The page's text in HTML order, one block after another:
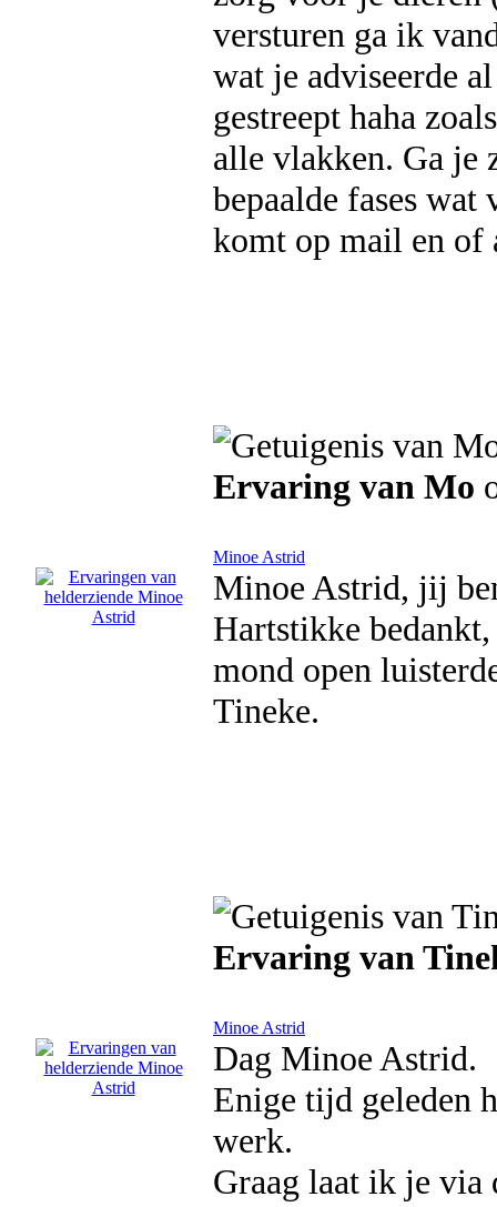
versturen ga ik
wat je adviseerde
gestreept haha
alle vlakken. Ga je
bepaalde fases
komt op mail en of
Ervaring van Mo
Minoe Astrid
Minoe Astrid, jij
Hartstikke
mond open
Tineke.
Ervaring van
Minoe Astrid
Dag Minoe Astrid.
Enige tijd geleden
werk.
Graag laat ik je via